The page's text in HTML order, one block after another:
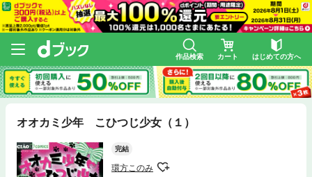
作品検索 カート はじめての方へ
オオカミ少年 こひつじ少女（１）
完結
環方このみ